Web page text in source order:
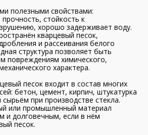
полезными свойствами:
прочность, стойкость к
хорошо задерживает воду.
кварцевый песок,
и рассеивания белого
структура позволяет быть
повреждениям химического,
характера.
песок входит в состав многих
бетон, цемент, кирпич, штукатурка
при производстве стекла.
или промышленный материал
и долговечным, если в нём
песок.